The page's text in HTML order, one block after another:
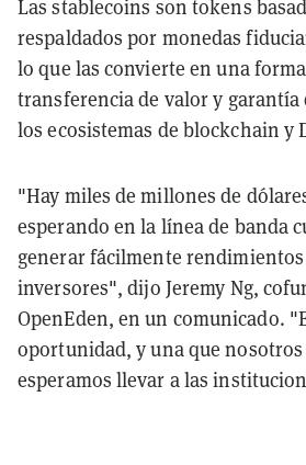
Las stablecoins son tokens
respaldados por monedas
lo que las convierte en una
transferencia de valor y garantía
los ecosistemas de blockchain y
"Hay miles de millones de
esperando en la línea de banda
generar fácilmente
inversores", dijo Jeremy Ng,
OpenEden, en un comunicado.
oportunidad, y una que nosotros
esperamos llevar a las